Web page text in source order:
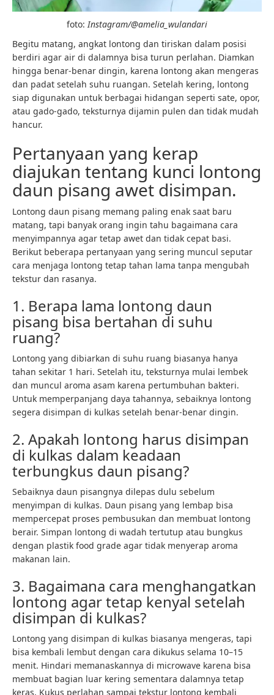
foto: Instagram/@amelia_wulandari
Begitu matang, angkat lontong dan tiriskan dalam posisi
berdiri agar air di dalamnya bisa turun perlahan. Diamkan
hingga benar-benar dingin, karena lontong akan mengeras
dan padat setelah suhu ruangan. Setelah kering, lontong
siap digunakan untuk berbagai hidangan seperti sate, opor,
atau gado-gado, teksturnya dijamin pulen dan tidak mudah
hancur.
Pertanyaan yang kerap
diajukan tentang kunci lontong
daun pisang awet disimpan.
Lontong daun pisang memang paling enak saat baru
matang, tapi banyak orang ingin tahu bagaimana cara
menyimpannya agar tetap awet dan tidak cepat basi.
Berikut beberapa pertanyaan yang sering muncul seputar
cara menjaga lontong tetap tahan lama tanpa mengubah
tekstur dan rasanya.
1. Berapa lama lontong daun
pisang bisa bertahan di suhu
ruang?
Lontong yang dibiarkan di suhu ruang biasanya hanya
tahan sekitar 1 hari. Setelah itu, teksturnya mulai lembek
dan muncul aroma asam karena pertumbuhan bakteri.
Untuk memperpanjang daya tahannya, sebaiknya lontong
segera disimpan di kulkas setelah benar-benar dingin.
2. Apakah lontong harus disimpan
di kulkas dalam keadaan
terbungkus daun pisang?
Sebaiknya daun pisangnya dilepas dulu sebelum
menyimpan di kulkas. Daun pisang yang lembap bisa
mempercepat proses pembusukan dan membuat lontong
berair. Simpan lontong di wadah tertutup atau bungkus
dengan plastik food grade agar tidak menyerap aroma
makanan lain.
3. Bagaimana cara menghangatkan
lontong agar tetap kenyal setelah
disimpan di kulkas?
Lontong yang disimpan di kulkas biasanya mengeras, tapi
bisa kembali lembut dengan cara dikukus selama 10–15
menit. Hindari memanaskannya di microwave karena bisa
membuat bagian luar kering sementara dalamnya tetap
keras. Kukus perlahan sampai tekstur lontong kembali